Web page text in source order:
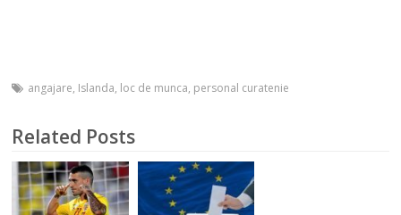
angajare, Islanda, loc de munca, personal curatenie
Related Posts